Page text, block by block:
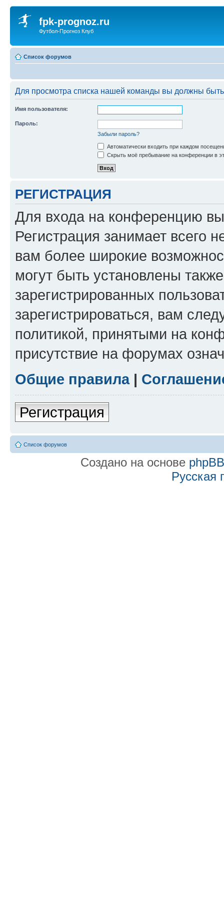
fpk-prognoz.ru
Футбол-Прогноз Клуб
Список форумов
Для просмотра списка нашей команды вы должны
Имя пользователя:
Пароль:
Забыли пароль?
Автоматически входить при каждом
Скрыть моё пребывание на конференции в
РЕГИСТРАЦИЯ
Для входа на конференцию
Регистрация занимает всего
вам более широкие
могут быть установлены
зарегистрированных
зарегистрироваться, вам
политикой, принятыми на
присутствие на форумах
Общие правила|
Регистрация
Список форумов
Создано на основе phpBB
Русская